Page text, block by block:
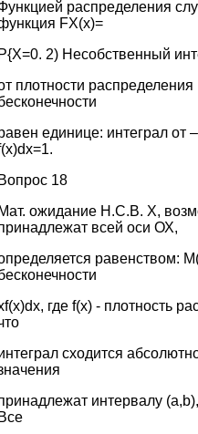
распределения
FX(x)=
P{X=0. 2) Несобственный
плотности
единице: интеграл от
Вопрос 18
Мат. ожидание Н.С.В. Х,
всей оси ОХ,
равенством:
где f(x) - плотность
сходится
интервалу
Все